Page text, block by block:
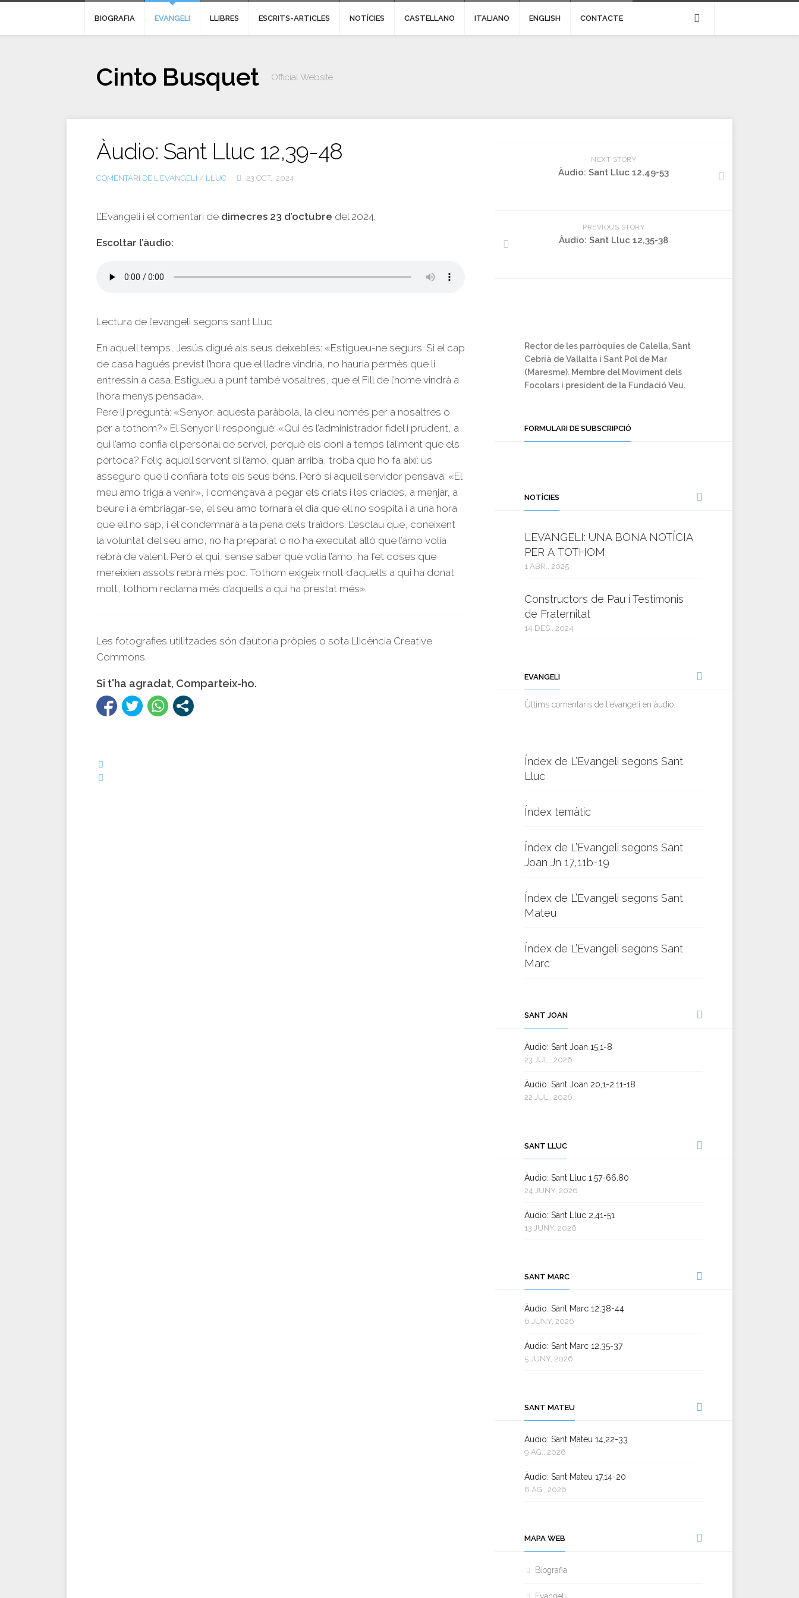
BIOGRAFIA EVANGELI LLIBRES ESCRITS-ARTICLES NOTÍCIES CASTELLANO ITALIANO ENGLISH CONTACTE
Cinto Busquet Official Website
Àudio: Sant Lluc 12,39-48
COMENTARI DE L'EVANGELI / LLUC 23 OCT., 2024
L’Evangeli i el comentari de dimecres 23 d’octubre del 2024.
Escoltar l’àudio:
Lectura de l’evangeli segons sant Lluc
En aquell temps, Jesús digué als seus deixebles: «Estigueu-ne segurs: Si el cap
de casa hagués previst l’hora que el lladre vindria, no hauria permès que li
entressin a casa. Estigueu a punt també vosaltres, que el Fill de l’home vindrà a
l’hora menys pensada».
Pere li preguntà: «Senyor, aquesta paràbola, la dieu només per a nosaltres o
per a tothom?» El Senyor li respongué: «Qui és l’administrador fidel i prudent, a
qui l’amo confia el personal de servei, perquè els doni a temps l’aliment que els
pertoca? Feliç aquell servent si l’amo, quan arriba, troba que ho fa així: us
asseguro que li confiarà tots els seus béns. Però si aquell servidor pensava: «El
meu amo triga a venir», i començava a pegar els criats i les criades, a menjar, a
beure i a embriagar-se, el seu amo tornarà el dia que ell no sospita i a una hora
que ell no sap, i el condemnarà a la pena dels traïdors. L’esclau que, coneixent
la voluntat del seu amo, no ha preparat o no ha executat allò que l’amo volia
rebrà de valent. Però el qui, sense saber què volia l’amo, ha fet coses que
mereixien assots rebrà més poc. Tothom exigeix molt d’aquells a qui ha donat
molt, tothom reclama més d’aquells a qui ha prestat més».
Les fotografies utilitzades són d’autoria pròpies o sota Llicència Creative
Commons.
Si t'ha agradat, Comparteix-ho.
NEXT STORY
Àudio: Sant Lluc 12,49-53
PREVIOUS STORY
Àudio: Sant Lluc 12,35-38
Rector de les parròquies de Calella, Sant
Cebrià de Vallalta i Sant Pol de Mar
(Maresme). Membre del Moviment dels
Focolars i president de la Fundació Veu.
FORMULARI DE SUBSCRIPCIÓ
NOTÍCIES
L’EVANGELI: UNA BONA NOTÍCIA
PER A TOTHOM
1 ABR., 2025
Constructors de Pau i Testimonis
de Fraternitat
14 DES., 2024
EVANGELI
Ùltims comentaris de l'evangeli en àudio:
Índex de L’Evangeli segons Sant
Lluc
Índex temàtic
Índex de L’Evangeli segons Sant
Joan Jn 17,11b-19
Índex de L’Evangeli segons Sant
Mateu
Índex de L’Evangeli segons Sant
Marc
SANT JOAN
Àudio: Sant Joan 15,1-8
23 JUL., 2026
Àudio: Sant Joan 20,1-2.11-18
22 JUL., 2026
SANT LLUC
Àudio: Sant Lluc 1,57-66.80
24 JUNY, 2026
Àudio: Sant Lluc 2,41-51
13 JUNY, 2026
SANT MARC
Àudio: Sant Marc 12,38-44
6 JUNY, 2026
Àudio: Sant Marc 12,35-37
5 JUNY, 2026
SANT MATEU
Àudio: Sant Mateu 14,22-33
9 AG., 2026
Àudio: Sant Mateu 17,14-20
8 AG., 2026
MAPA WEB
Biografia